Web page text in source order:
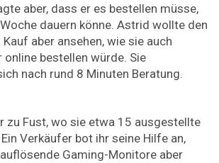
aber, dass er es bestellen müsse,
dauern könne. Astrid wollte den
aber ansehen, wie sie auch
online bestellen würde. Sie
nach rund 8 Minuten Beratung.
zu Fust, wo sie etwa 15 ausgestellte
Verkäufer bot ihr seine Hilfe an,
Gaming-Monitore aber